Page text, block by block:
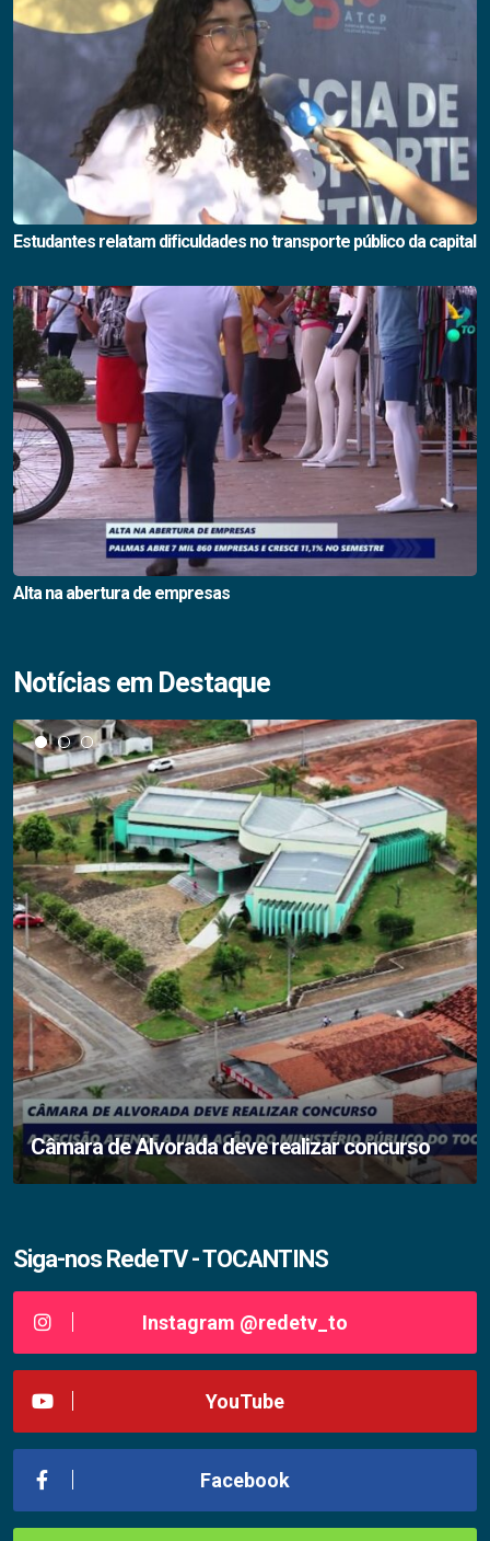
Estudantes relatam dificuldades no transporte público da capital
Alta na abertura de empresas
Notícias em Destaque
Câmara de Alvorada deve realizar concurso
Siga-nos RedeTV - TOCANTINS
Instagram @redetv_to
YouTube
Facebook